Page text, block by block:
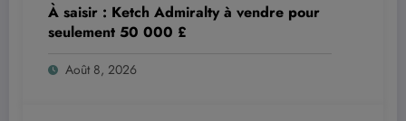
À saisir : Ketch Admiralty à vendre pour
seulement 50 000 £
Août 8, 2026